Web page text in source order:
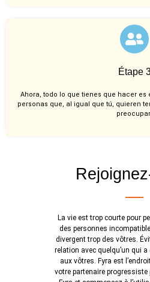
Étape
Ahora, todo lo que tienes que hacer es
personas que, al igual que tú, quieren
La vie est trop courte pour
des personnes
divergent trop des vôtres.
relation avec quelqu’un qui
aux vôtres. Fyra est
votre partenaire